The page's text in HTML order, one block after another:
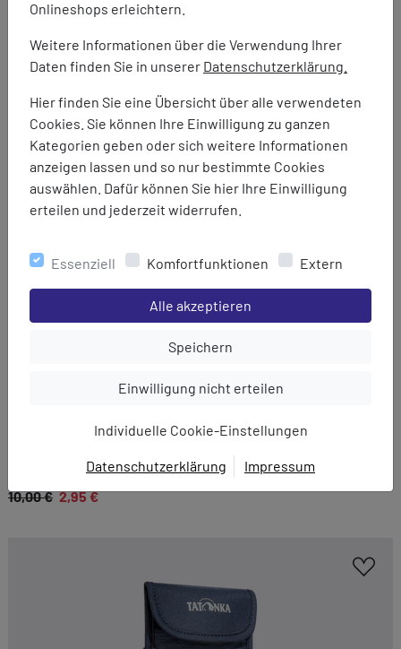
Onlineshops erleichtern.
Weitere Informationen über die Verwendung Ihrer
Daten finden Sie in unserer Datenschutzerklärung.
Hier finden Sie eine Übersicht über alle verwendeten
Cookies. Sie können Ihre Einwilligung zu ganzen
Kategorien geben oder sich weitere Informationen
anzeigen lassen und so nur bestimmte Cookies
auswählen. Dafür können Sie hier Ihre Einwilligung
erteilen und jederzeit widerrufen.
Essenziell Komfortfunktionen Extern
Einstellungen speichern für die Gruppe
Alle akzeptieren
Einstellungen speichern für die
Speichern
Einstellungen speichern für die Gruppe
Einwilligung nicht erteilen
Individuelle Cookie-Einstellungen
Datenschutzerklärung Impressum
EINWILLIGUNG ZUR
Kategorien geben oder sich weitere Informationen
anzeigen lassen und so nur bestimmte Cookies
Deuter
14,95 € 6,95 €
Smartphone Case L
10,00 € 2,95 €